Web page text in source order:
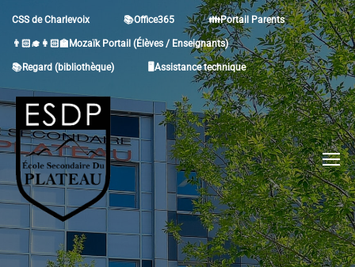
CSS de Charlevoix 📚Office365 👪Portail Parents
👨🏻‍🎓👩🏻‍🏫Mozaïk Portail (Élèves / Enseignants)
📚Regard (bibliothèque) 🖥Assistance technique